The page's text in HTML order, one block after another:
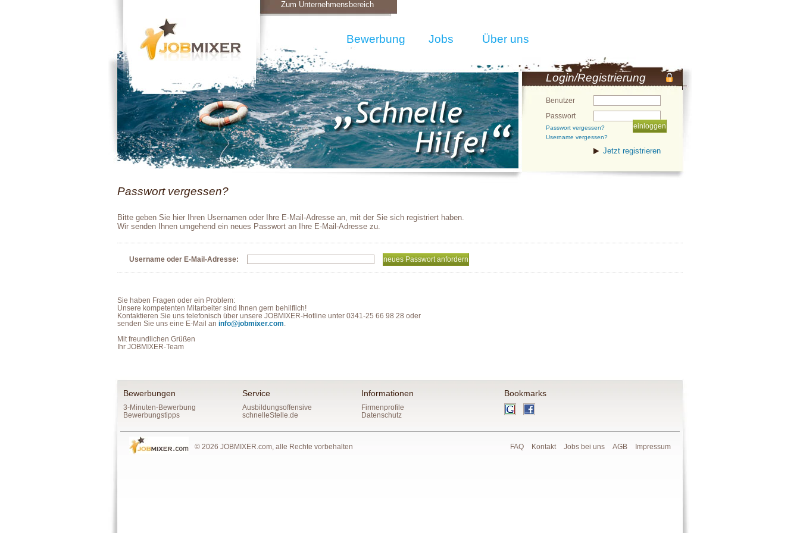
Zum Unternehmensbereich
Login/Registrierung
Benutzer
Passwort
Passwort vergessen?
Username vergessen?
Jetzt registrieren
Passwort vergessen?
Bitte geben Sie hier Ihren Usernamen oder Ihre E-Mail-Adresse an, mit der Sie sich registriert haben.
Wir senden Ihnen umgehend ein neues Passwort an Ihre E-Mail-Adresse zu.
Username oder E-Mail-Adresse:
Sie haben Fragen oder ein Problem:
Unsere kompetenten Mitarbeiter sind Ihnen gern behilflich!
Kontaktieren Sie uns telefonisch über unsere JOBMIXER-Hotline unter 0341-25 66 98 28 oder
senden Sie uns eine E-Mail an info@jobmixer.com
Mit freundlichen Grüßen
Ihr JOBMIXER-Team
Bewerbung Jobs Über uns
Bewerbungen
3-Minuten-Bewerbung
Bewerbungstipps
Service
Ausbildungsoffensive
schnelleStelle.de
Informationen
Firmenprofile
Datenschutz
Bookmarks
© 2026 JOBMIXER.com, alle Rechte vorbehalten Impressum
AGB
Jobs bei uns
Kontakt
FAQ